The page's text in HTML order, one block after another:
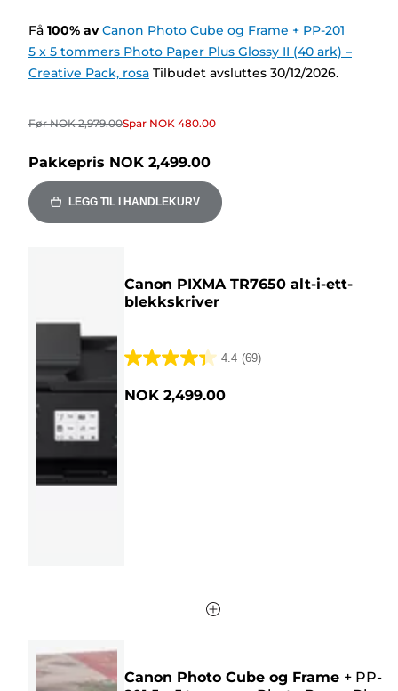
Få 100% av Canon Photo Cube og Frame + PP-201
5 x 5 tommers Photo Paper Plus Glossy II (40 ark) –
Creative Pack, rosa Tilbudet avsluttes 30/12/2026.
FørNOK 2,979.00Spar NOK 480.00
Pakkepris NOK 2,499.00
LEGG TIL I HANDLEKURV
Canon PIXMA TR7650 alt-i-ett-
blekkskriver
4.4 (69)
4.4
av
NOK 2,499.00
Canon Photo Cube og Frame + PP-